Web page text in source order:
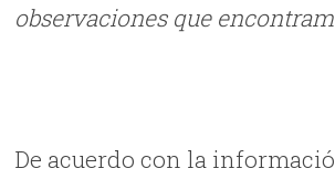
observaciones que
De acuerdo con la